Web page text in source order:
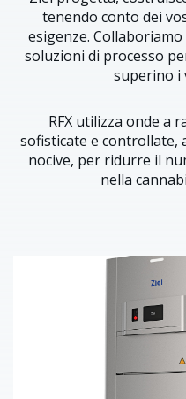
tenendo conto dei
esigenze.
soluzioni di processo
superino i
RFX utilizza onde a
sofisticate e controllate,
nocive, per ridurre il
nella